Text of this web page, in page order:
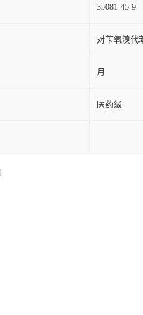
35081-45-9
对苄氧溴代
月
医药级